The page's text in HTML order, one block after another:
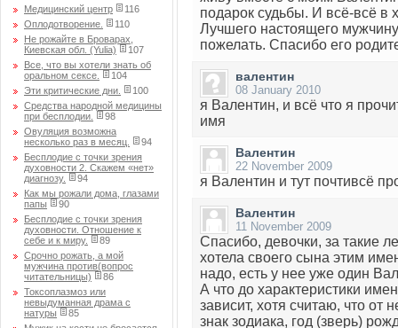
Медицинский центр
116
Оплодотворение.
110
Не рожайте в Броварах,
Киевская обл. (Yulia)
107
Все, что вы хотели знать об
оральном сексе.
104
Эти критические дни.
100
Средства народной медицины
при бесплодии.
98
Овуляция возможна
несколько раз в месяц.
94
Бесплодие с точки зрения
духовности 2. Скажем «нет»
диагнозу.
94
Как мы рожали дома, глазами
папы
90
Бесплодие с точки зрения
духовности. Отношение к
себе и к миру.
89
Срочно рожать, а мой
мужчина против(вопрос
читательницы)
86
Токсоплазмоз или
невыдуманная драма с
натуры
85
подарок судьбы. И всё-всё в
Лучшего настоящего
пожелать. Спасибо его
валентин
08 January 2010
я Валентин, и всё что я
имя
Валентин
22 November 2009
я Валентин и тут почтивсё
Валентин
11 November 2009
Спасибо, девочки, за такие
хотела своего сына этим
надо, есть у нее уже один
А что до характеристики
зависит, хотя считаю, что от
знак зодиака, год (зверь)